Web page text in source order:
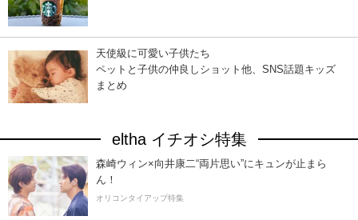
天使級に可愛い子供たち
ペットと子供の仲良しショット他、SNS話題キッズ
まとめ
eltha イチオシ特集
森崎ウィン×向井康二“両片思い”にキュンが止まら
ん！
オリコンタイアップ特集